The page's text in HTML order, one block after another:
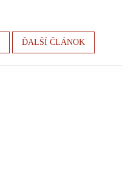
ĎALŠÍ ČLÁNOK